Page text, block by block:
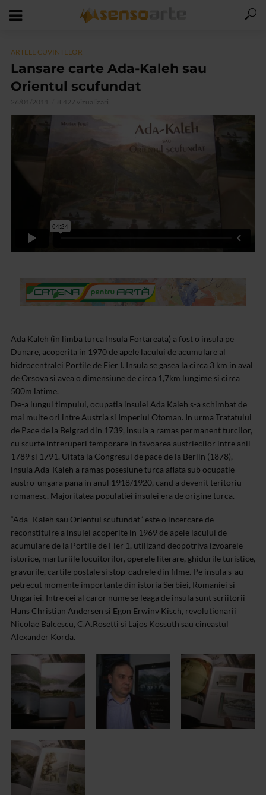
ARTELE CUVINTELOR
Lansare carte Ada-Kaleh sau
Orientul scufundat
26/01/2011 8.427 vizualizari
Ada Kaleh (in limba turca Insula Fortareata) a fost o insula pe
Dunare, acoperita in 1970 de apele lacului de acumulare al
hidrocentralei Portile de Fier I. Insula se gasea la circa 3 km in aval
de Orsova si avea o dimensiune de circa 1,7km lungime si circa
500m latime.
De-a lungul timpului, ocupatia insulei Ada Kaleh s-a schimbat de
mai multe ori intre Austria si Imperiul Otoman. In urma Tratatului
de Pace de la Belgrad din 1739, insula a ramas permanent turcilor,
cu scurte intreruperi temporare in favoarea austriecilor intre anii
1789 si 1791. Uitata la Congresul de pace de la Berlin (1878),
insula Ada-Kaleh a ramas posesiune turca aflata sub ocupatie
austro-ungara pana in anul 1918/1920, cand a devenit teritoriu
romanesc. Majoritatea populatiei insulei era de origine turca.
“Ada- Kaleh sau Orientul scufundat” este o incercare de
reconstituire a insulei acoperite in 1969 de apele lacului de
acumulare de la Portile de Fier 1, utilizand deopotriva izvoarele
istorice, marturiile locuitorilor, operele literare, ghidurile turistice,
gravurile, cartile postale si stop-cadrele din filme. Pe insula s-au
petrecut momente importante din istoria Serbiei, Romaniei si
Ungariei. Intre cei al caror nume se leaga de insula sunt scriitorii
Hans Christian Andersen si Egon Erwinv Kisch, revolutionarii
Nicolae Balcescu, C.A.Rosetti si Lajos Kossuth sau cineastul
Alexander Korda.